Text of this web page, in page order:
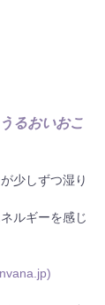
るおいおこ
少しずつ湿り
ルギーを感じ
)